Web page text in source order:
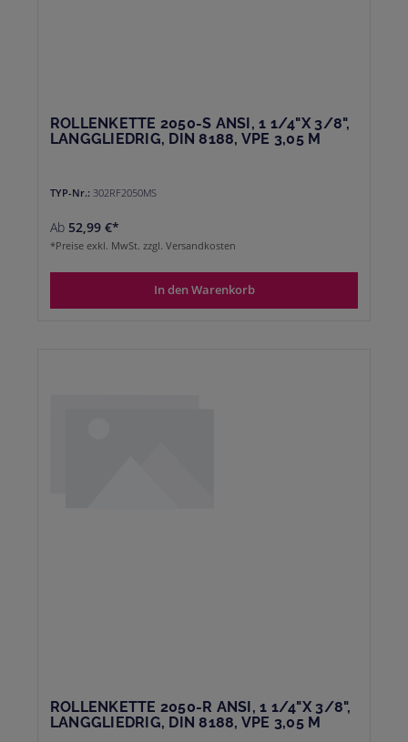
ROLLENKETTE 2050-S ANSI, 1 1/4"X 3/8",
LANGGLIEDRIG, DIN 8188, VPE 3,05 M
TYP-Nr.: 302RF2050MS
Ab 52,99 €*
*Preise exkl. MwSt. zzgl. Versandkosten
In den Warenkorb
ROLLENKETTE 2050-R ANSI, 1 1/4"X 3/8",
LANGGLIEDRIG, DIN 8188, VPE 3,05 M